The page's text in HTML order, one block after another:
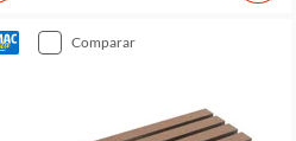
comparar